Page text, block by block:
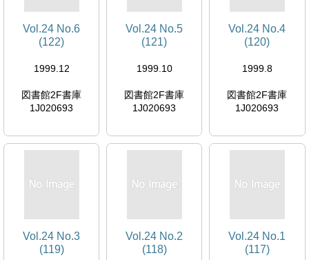
Vol.24 No.6
(122)
1999.12
図書館2F書庫
1J020693
Vol.24 No.5
(121)
1999.10
図書館2F書庫
1J020693
Vol.24 No.4
(120)
1999.8
図書館2F書庫
1J020693
Vol.24 No.3
(119)
Vol.24 No.2
(118)
Vol.24 No.1
(117)